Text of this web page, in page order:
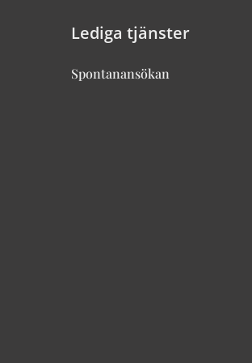
Lediga tjänster
Spontanansökan